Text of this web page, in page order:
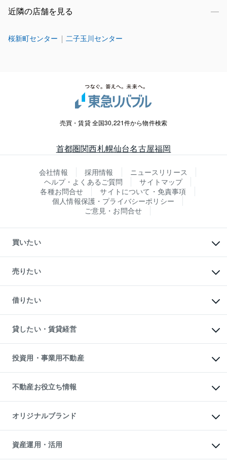
近隣の店舗を見る
桜新町センター 二子玉川センター
売買・賃貸 全国30,221件から物件検索
首都圏関西札幌仙台名古屋福岡
会社情報 採用情報
ニュースリリース
ヘルプ・よくあるご質問
サイトマップ
各種お問合せ
サイトについて・免責事項
個人情報保護・プライバシーポリシー
ご意見・お問合せ
買いたい
新築・分譲マンションの購入
中古マンションの購入
一戸建ての購入
中古一戸建ての購入
不動産購入の流れ
注目キーワード物件特集
購入ガイド
English 繁体中文簡体中文
売りたい
一戸建ての売却・査定
土地の売却・査定
スピードAI査定
不動産査定について
不動産売却の流れ
不動産買換えの流れ
売却ガイド
借りたい
オフィス・店舗の賃貸
借りるときの流れ
借りるガイド
貸したい・賃貸経営
マンション賃料データ
賃貸管理プラン
リロケーションについて
貸すガイド
投資用・事業用不動産
事業用不動産
マンション投資
投資用マンション
アパート経営
収益物件
ビル購入（ビル一棟）
投資用不動産の売却査定
事業用不動産の売却査定
不動産お役立ち情報
マンションライブラリー
人気マンションランキング
暮らしに役立つ不動産メディア
不動産相場・不動産価格情報
不動産コラム・ニュース
オリジナルブランド
一棟リノベーションマンション
L`GENTE（ルジェンテ）
区分リノベーションマンション
資産運用・活用